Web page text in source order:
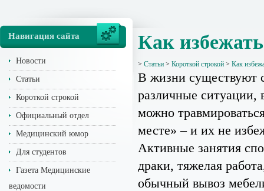
Навигация сайта
Новости
Статьи
Короткой строкой
Официальный отдел
Медицинский юмор
Для студентов
Газета Медицинские
ведомости
Как
> Статьи > Короткой строкой > Как
В жизни существуют
различные ситуации,
можно
месте» – и их не
Активные занятия
драки, тяжелая
обычный вывоз